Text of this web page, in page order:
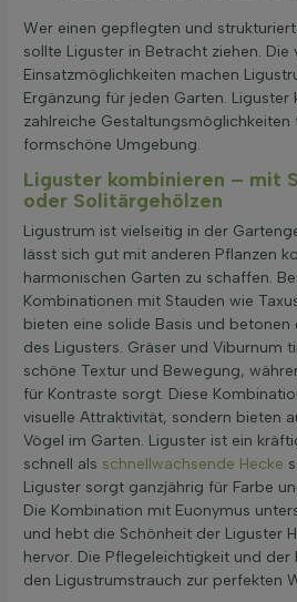
Wer einen gepflegten und
sollte Liguster in Betracht ziehen. Die
Einsatzmöglichkeiten machen
Ergänzung für jeden Garten.
zahlreiche Gestaltungsmöglichkeiten
formschöne Umgebung.
Liguster kombinieren – mit
oder Solitärgehölzen
Ligustrum ist vielseitig in der
lässt sich gut mit anderen Pflanzen
harmonischen Garten zu schaffen.
Kombinationen mit Stauden wie
bieten eine solide Basis und
des Ligusters. Gräser und Viburnum
schöne Textur und Bewegung,
für Kontraste sorgt. Diese
visuelle Attraktivität, sondern bieten
Vögel im Garten. Liguster ist ein
schnell als schnellwachsende Hecke
Liguster sorgt ganzjährig für Farbe
Die Kombination mit Euonymus
und hebt die Schönheit der Liguster
hervor. Die Pflegeleichtigkeit und
den Ligustrumstrauch zur perfekten